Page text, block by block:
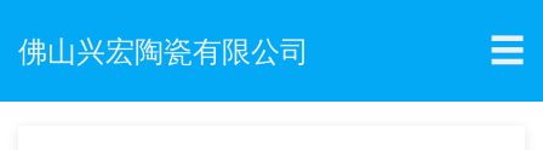
佛山兴宏陶瓷有限公司 ☰